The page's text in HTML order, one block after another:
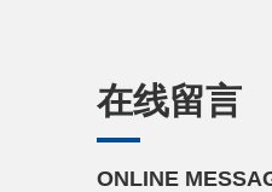
在线留言
ONLINE